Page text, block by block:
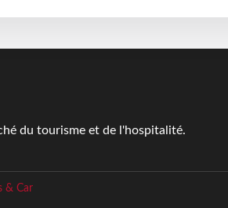
du tourisme et de l'hospitalité.
& Car